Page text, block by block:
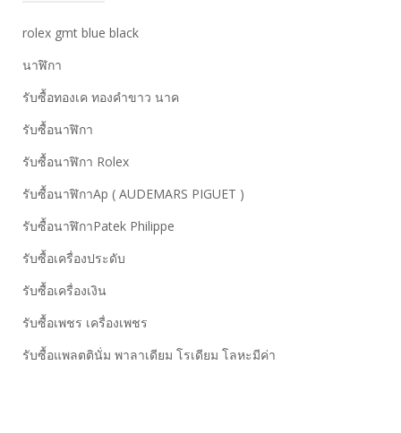
rolex gmt blue black
นาฬิกา
รับซื้อทองเค ทองคำขาว นาค
รับซื้อนาฬิกา
รับซื้อนาฬิกา Rolex
รับซื้อนาฬิกาAp ( AUDEMARS PIGUET )
รับซื้อนาฬิกาPatek Philippe
รับซื้อเครื่องประดับ
รับซื้อเครื่องเงิน
รับซื้อเพชร เครื่องเพชร
รับซื้อแพลตตินั่ม พาลาเดียม โรเดียม โลหะมีค่า